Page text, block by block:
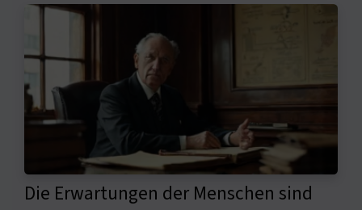
Die Erwartungen der Menschen sind